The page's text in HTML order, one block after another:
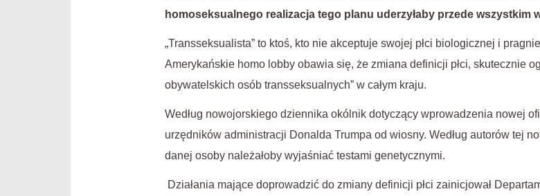
homoseksualnego realizacja tego planu uderzyłaby przede wszystkim
„Transseksualista” to ktoś, kto nie akceptuje swojej płci biologicznej i
Amerykańskie homo lobby obawia się, że zmiana definicji płci, skutecznie
obywatelskich osób transseksualnych” w całym kraju.
Według nowojorskiego dziennika okólnik dotyczący wprowadzenia nowej
urzędników administracji Donalda Trumpa od wiosny. Według autorów tej
danej osoby należałoby wyjaśniać testami genetycznymi.
Działania mające doprowadzić do zmiany definicji płci zainicjował